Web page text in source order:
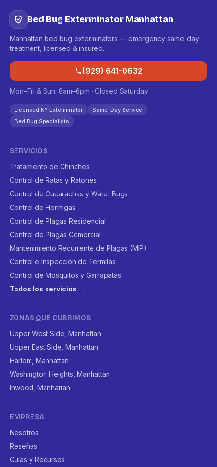
Bed Bug Exterminator Manhattan
Manhattan bed bug exterminators — emergency same-day
treatment, licensed & insured.
(929) 641-0632
Mon–Fri & Sun: 8am–6pm · Closed Saturday
Licensed NY Exterminator
Same-Day Service
Bed Bug Specialists
SERVICIOS
Tratamiento de Chinches
Control de Ratas y Ratones
Control de Cucarachas y Water Bugs
Control de Hormigas
Control de Plagas Residencial
Control de Plagas Comercial
Mantenimiento Recurrente de Plagas (MIP)
Control e Inspección de Termitas
Control de Mosquitos y Garrapatas
Todos los servicios →
ZONAS QUE CUBRIMOS
Upper West Side, Manhattan
Upper East Side, Manhattan
Harlem, Manhattan
Washington Heights, Manhattan
Inwood, Manhattan
EMPRESA
Nosotros
Reseñas
Guías y Recursos